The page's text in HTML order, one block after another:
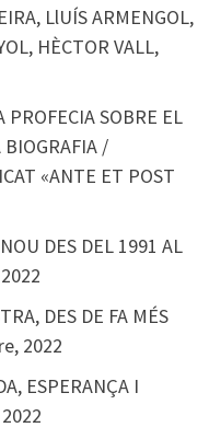
LlUÍS ARMENGOL,
HÈCTOR VALL,
SOBRE EL
BIOGRAFIA /
«ANTE ET POST
DES DEL 1991 AL
DES DE FA MÉS
2022
ESPERANÇA I